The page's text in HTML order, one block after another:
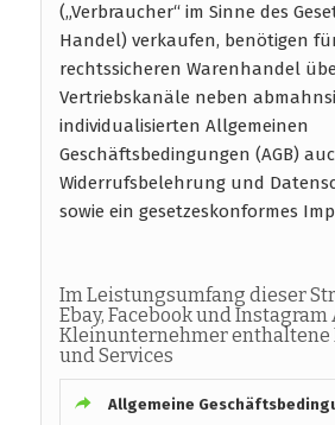
(„Verbraucher“ im Sinne des
Handel) verkaufen, benötigen
rechtssicheren Warenhandel
Vertriebskanäle neben
individualisierten Allgemeinen
Geschäftsbedingungen (AGB)
Widerrufsbelehrung und
sowie ein gesetzeskonformes
Im Leistungsumfang dieser
Ebay, Facebook und Instagram
Kleinunternehmer enthaltene
und Services
Allgemeine